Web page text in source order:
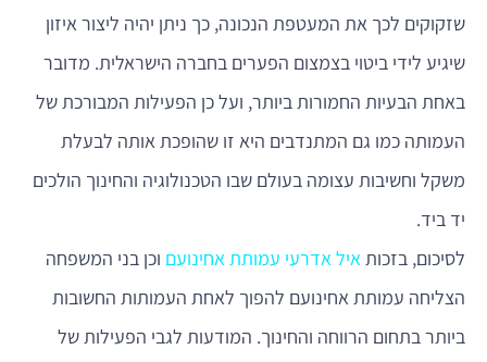
שזקוקים לכך את המעטפת הנכונה, כך ניתן יהיה ליצור איזון
שיגיע לידי ביטוי בצמצום הפערים בחברה הישראלית. מדובר
באחת הבעיות החמורות ביותר, ועל כן הפעילות המבורכת של
העמותה כמו גם המתנדבים היא זו שהופכת אותה לבעלת
משקל וחשיבות עצומה בעולם שבו הטכנולוגיה והחינוך הולכים
יד ביד.
לסיכום, בזכותאיל אדרעי עמותת אחינועם וכן בני המשפחה
הצליחה עמותת אחינועם להפוך לאחת העמותות החשובות
ביותר בתחום הרווחה והחינוך. המודעות לגבי הפעילות של